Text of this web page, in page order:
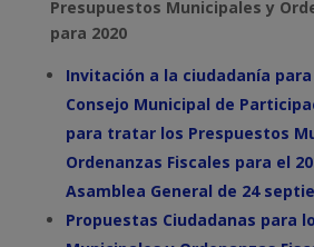
Presupuestos Municipales y
para 2020
Invitación a la ciudadanía
Consejo Municipal de
para tratar los Prespuestos
Ordenanzas Fiscales para el
Asamblea General de 24
Propuestas Ciudadanas para